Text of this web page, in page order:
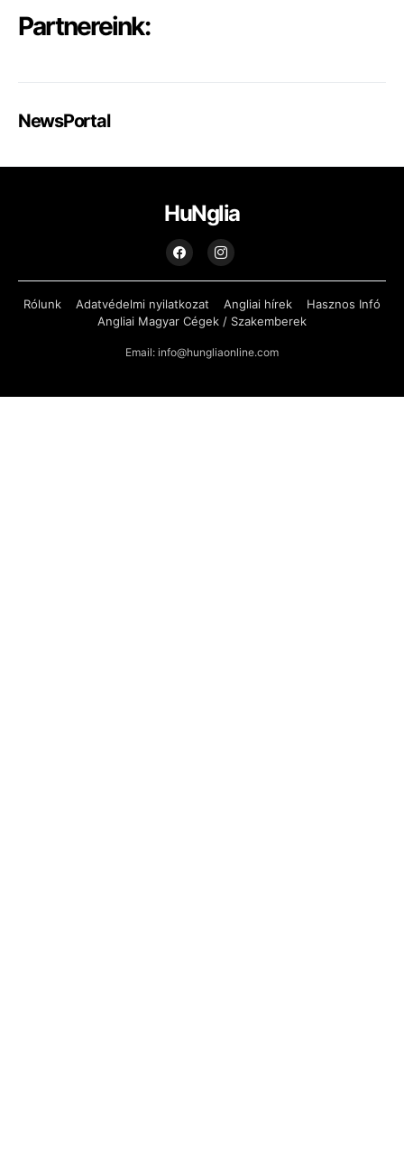
Partnereink:
NewsPortal
HuNglia
Rólunk Adatvédelmi nyilatkozat Angliai hírek
Hasznos Infó
Angliai Magyar Cégek / Szakemberek
Email: info@hungliaonline.com